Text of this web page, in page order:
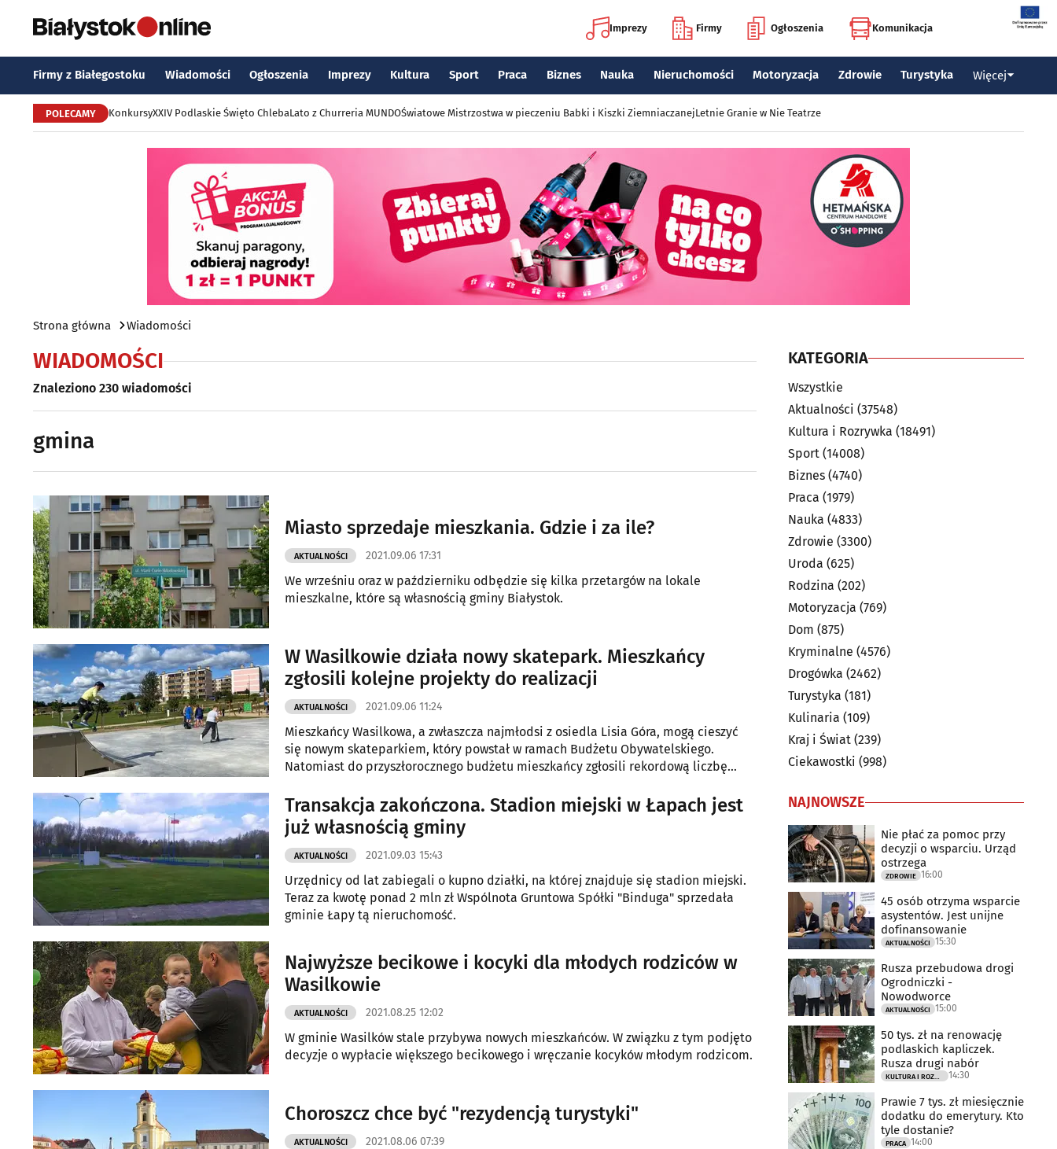
Imprezy Firmy Ogłoszenia Komunikacja
Firmy z Białegostoku Wiadomości Ogłoszenia Imprezy Kultura Sport Praca Biznes Nauka Nieruchomości Motoryzacja Zdrowie Turystyka Więcej
POLECAMY KonkursyXXIV Podlaskie Święto ChlebaLato z Churreria MUNDOŚwiatowe Mistrzostwa w pieczeniu Babki i Kiszki ZiemniaczanejLetnie Granie w Nie Teatrze
Strona główna Wiadomości
WIADOMOŚCI
Znaleziono 230 wiadomości
gmina
Miasto sprzedaje mieszkania. Gdzie i za ile?
AKTUALNOŚCI 2021.09.06 17:31
We wrześniu oraz w październiku odbędzie się kilka przetargów na lokale
mieszkalne, które są własnością gminy Białystok.
W Wasilkowie działa nowy skatepark. Mieszkańcy
zgłosili kolejne projekty do realizacji
AKTUALNOŚCI 2021.09.06 11:24
Mieszkańcy Wasilkowa, a zwłaszcza najmłodsi z osiedla Lisia Góra, mogą cieszyć
się nowym skateparkiem, który powstał w ramach Budżetu Obywatelskiego.
Natomiast do przyszłorocznego budżetu mieszkańcy zgłosili rekordową liczbę
Transakcja zakończona. Stadion miejski w Łapach jest
już własnością gminy
AKTUALNOŚCI 2021.09.03 15:43
Urzędnicy od lat zabiegali o kupno działki, na której znajduje się stadion miejski.
Teraz za kwotę ponad 2 mln zł Wspólnota Gruntowa Spółki "Binduga" sprzedała
gminie Łapy tą nieruchomość.
Najwyższe becikowe i kocyki dla młodych rodziców w
Wasilkowie
AKTUALNOŚCI 2021.08.25 12:02
W gminie Wasilków stale przybywa nowych mieszkańców. W związku z tym podjęto
decyzje o wypłacie większego becikowego i wręczanie kocyków młodym rodzicom.
Choroszcz chce być "rezydencją turystyki"
AKTUALNOŚCI 2021.08.06 07:39
KATEGORIA
Wszystkie
Aktualności (37548)
Kultura i Rozrywka (18491)
Sport (14008)
Biznes (4740)
Praca (1979)
Nauka (4833)
Zdrowie (3300)
Uroda (625)
Rodzina (202)
Motoryzacja (769)
Dom (875)
Kryminalne (4576)
Drogówka (2462)
Turystyka (181)
Kulinaria (109)
Kraj i Świat (239)
Ciekawostki (998)
NAJNOWSZE
Nie płać za pomoc przy
decyzji o wsparciu. Urząd
ostrzega
ZDROWIE 16:00
45 osób otrzyma wsparcie
asystentów. Jest unijne
dofinansowanie
AKTUALNOŚCI 15:30
Rusza przebudowa drogi
Ogrodniczki -
Nowodworce
AKTUALNOŚCI 15:00
50 tys. zł na renowację
podlaskich kapliczek.
Rusza drugi nabór
14:30
Prawie 7 tys. zł miesięcznie
dodatku do emerytury. Kto
tyle dostanie?
PRACA 14:00